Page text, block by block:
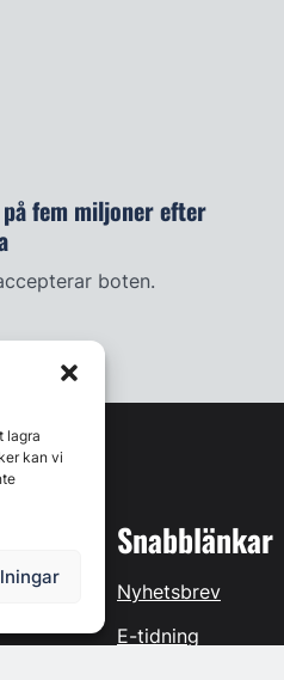
lagra
kan vi
på fem miljoner efter
boten.
Snabblänkar
Nyhetsbrev
E-tidning